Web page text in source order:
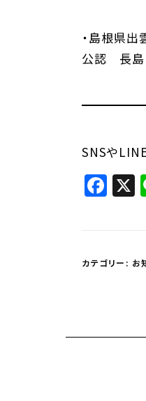
・島根県
公認 長島
SNSや
カテゴリー: お